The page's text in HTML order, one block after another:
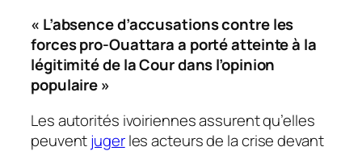
« L’absence d’accusations contre les
forces pro-Ouattara a porté atteinte à la
légitimité de la Cour dans l’opinion
populaire »
Les autorités ivoiriennes assurent qu’elles
peuventjugerles acteurs de la crise devant